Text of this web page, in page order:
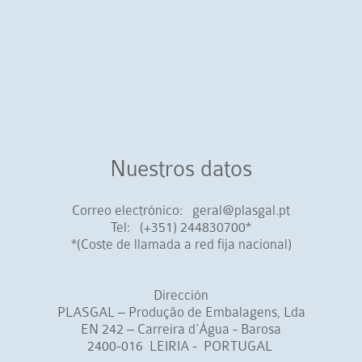
Nuestros datos
Correo electrónico: geral@plasgal.pt
Tel: (+351) 244830700*
*(Coste de llamada a red fija nacional)
Dirección
PLASGAL – Produção de Embalagens, Lda
EN 242 – Carreira d’Água - Barosa
2400-016 LEIRIA - PORTUGAL